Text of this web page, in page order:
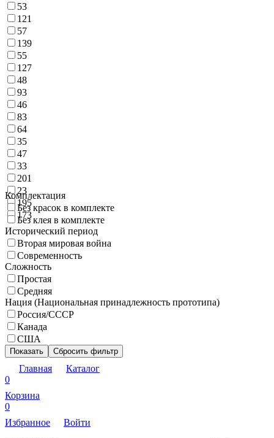
53
121
57
139
55
127
48
93
46
83
64
35
47
33
201
23
195
173
Комплектация
Без красок в комплекте
Без клея в комплекте
Исторический период
Вторая мировая война
Современность
Сложность
Простая
Средняя
Нация (Национальная принадлежность прототипа)
Россия/СССР
Канада
США
Показать Сбросить фильтр
Главная
Каталог
0
Корзина
0
Избранное
Войти